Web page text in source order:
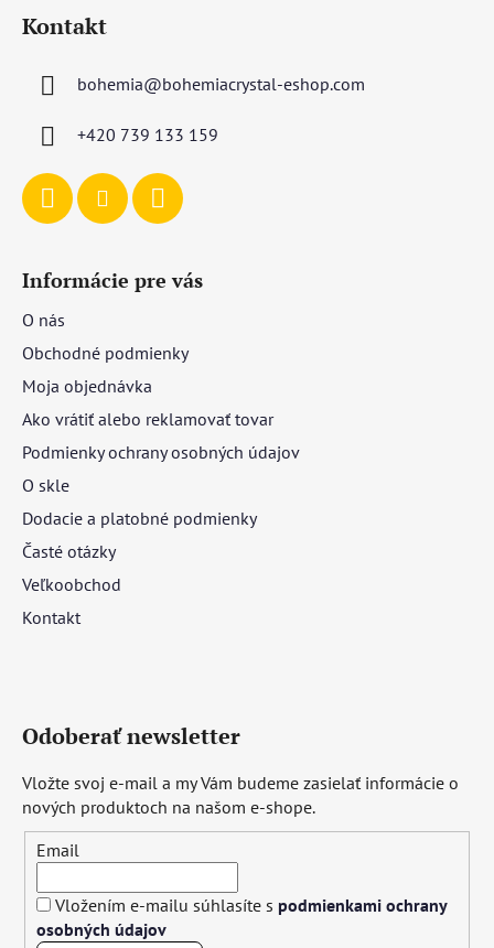
Kontakt
bohemia@bohemiacrystal-eshop.com
+420 739 133 159
Informácie pre vás
O nás
Obchodné podmienky
Moja objednávka
Ako vrátiť alebo reklamovať tovar
Podmienky ochrany osobných údajov
O skle
Dodacie a platobné podmienky
Časté otázky
Veľkoobchod
Kontakt
Odoberať newsletter
Vložte svoj e-mail a my Vám budeme zasielať informácie o
nových produktoch na našom e-shope.
Email
Vložením e-mailu súhlasíte s podmienkami ochrany
osobných údajov